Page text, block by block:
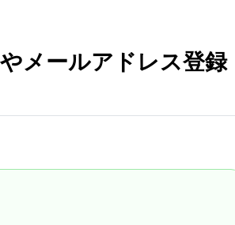
メールアドレス登録